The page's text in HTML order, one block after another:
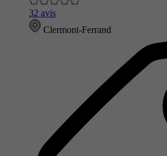
32 avis
Clermont-Ferrand